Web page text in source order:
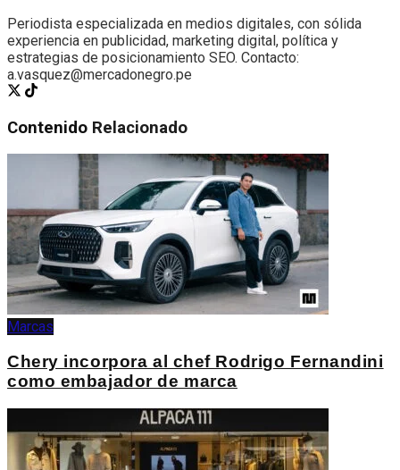
Periodista especializada en medios digitales, con sólida
experiencia en publicidad, marketing digital, política y
estrategias de posicionamiento SEO. Contacto:
a.vasquez@mercadonegro.pe
Contenido Relacionado
Marcas
Chery incorpora al chef Rodrigo Fernandini
como embajador de marca